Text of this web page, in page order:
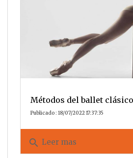
Métodos del ballet clásico
Publicado : 18/07/2022 17:37:35
search Leer mas